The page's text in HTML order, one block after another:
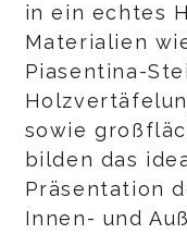
in ein echtes
Materialien
Piasentina-
sowie
bilden das
Präsentation
Innen- und